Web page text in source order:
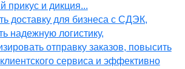
прикус и дикция...
доставку для бизнеса с СДЭК,
надежную логистику,
отправку заказов, повысить
сервиса и эффективно